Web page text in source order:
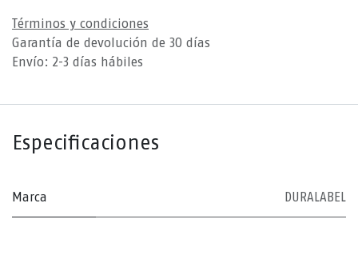
Términos y condiciones
Garantía de devolución de 30 días
Envío: 2-3 días hábiles
Especificaciones
Marca DURALABEL